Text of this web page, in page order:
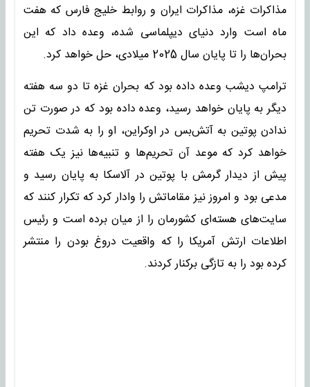
مذاکرات غزه، مذاکرات ایران و روابط خلیج فارس که هفت
ماه است وارد دنیای دیپلماسی شده، وعده داد که این
بحران‌ها را تا پایان سال 2025 میلادی، حل خواهد کرد.
ترامپ دیشب وعده داده بود که بحران غزه تا دو سه هفته
دیگر به پایان خواهد رسید، وعده داده بود که در صورت تن
ندادن پوتین به آتش‌بس در اوکراین، او را به شدت تحریم
خواهد کرد که موعد آن تحریم‌ها و تنبیه‌ها نیز یک هفته
پیش از دیدار گرمش با پوتین در آلاسکا به پایان رسید و
مدعی بود و امروز نیز مقاماتش را وادار کرد که تکرار کنند که
سایت‌های هسته‌ای کشورمان را از میان برده است و رئیس
اطلاعات ارتش آمریکا را که واقعیت دروغ بودن را منتشر
کرده بود را به تازگی برکنار کردند.